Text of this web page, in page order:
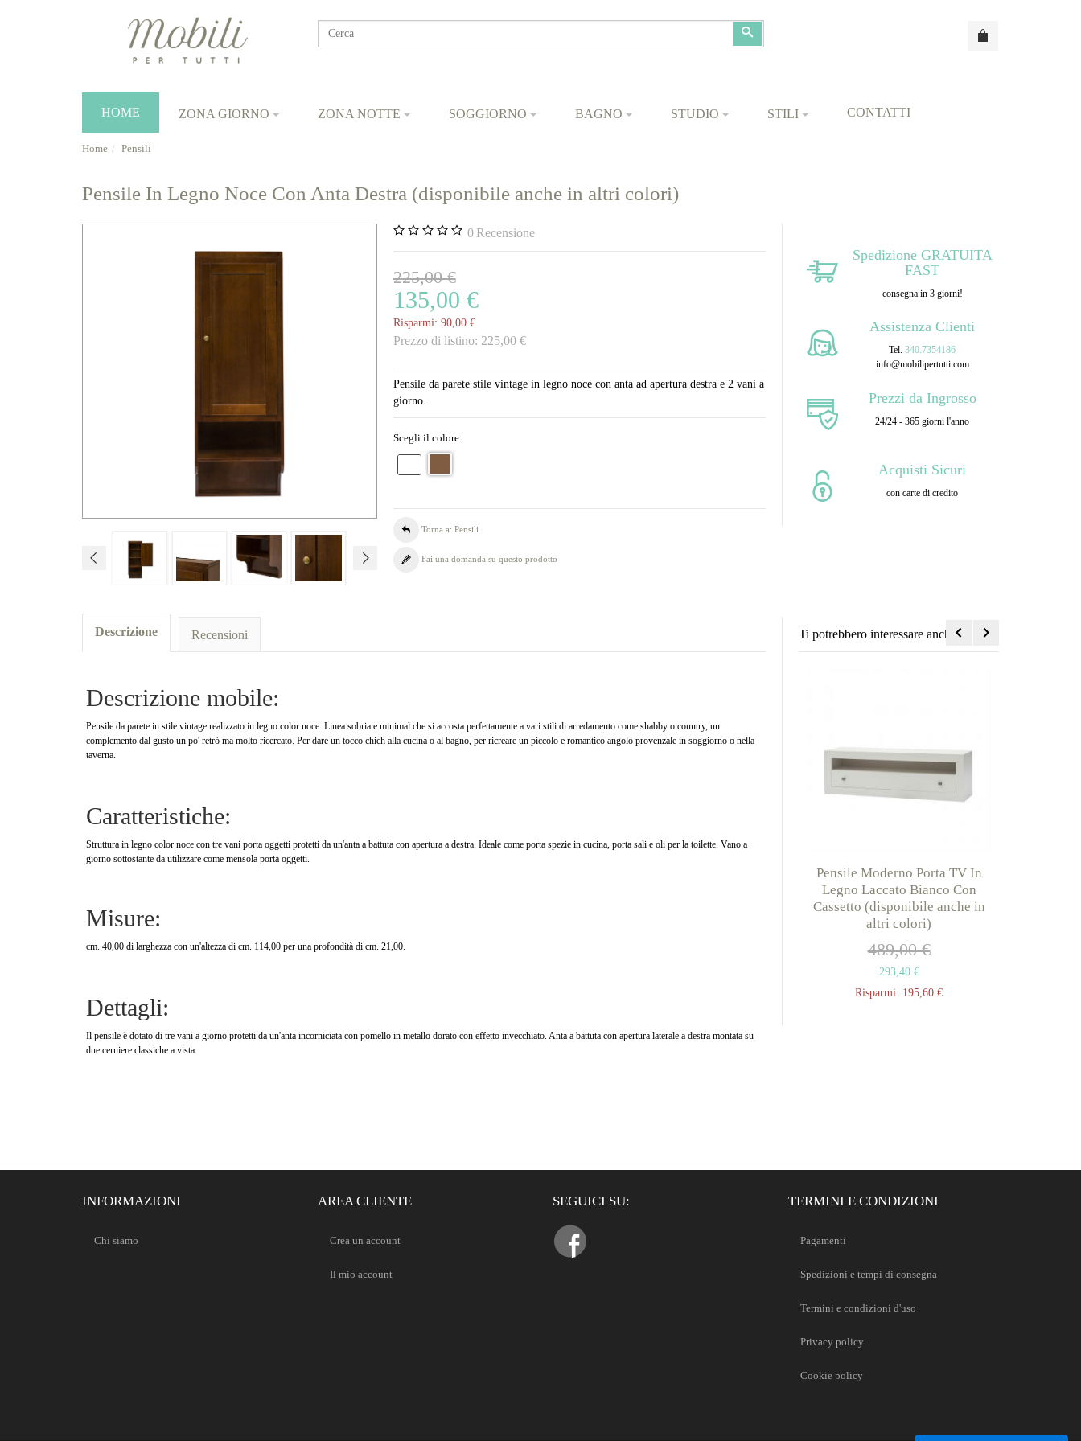
Cerca
Cerca
HOME ZONA GIORNO ZONA NOTTE SOGGIORNO BAGNO STUDIO STILI CONTATTI
Home Pensili
Pensile In Legno Noce Con Anta Destra (disponibile anche in altri colori)
0 Recensione
225,00 €
135,00 €
Risparmi: 90,00 €
Prezzo di listino: 225,00 €
Pensile da parete stile vintage in legno noce con anta ad apertura destra e 2 vani a
giorno.
Scegli il colore:
Torna a: Pensili
Fai una domanda su questo prodotto
Spedizione GRATUITA
FAST
consegna in 3 giorni!
Assistenza Clienti
Tel.340.7354186
info@mobilipertutti.com
Prezzi da Ingrosso
24/24 - 365 giorni l'anno
Acquisti Sicuri
con carte di credito
Descrizione Recensioni
Descrizione mobile:
Pensile da parete in stile vintage realizzato in legno color noce. Linea sobria e minimal che si accosta perfettamente a vari stili di arredamento come shabby o country, un
complemento dal gusto un po' retrò ma molto ricercato. Per dare un tocco chich alla cucina o al bagno, per ricreare un piccolo e romantico angolo provenzale in soggiorno o nella
taverna.
Caratteristiche:
Struttura in legno color noce con tre vani porta oggetti protetti da un'anta a battuta con apertura a destra. Ideale come porta spezie in cucina, porta sali e oli per la toilette. Vano a
giorno sottostante da utilizzare come mensola porta oggetti.
Misure:
cm. 40,00 di larghezza con un'altezza di cm. 114,00 per una profondità di cm. 21,00.
Dettagli:
Il pensile è dotato di tre vani a giorno protetti da un'anta incorniciata con pomello in metallo dorato con effetto invecchiato. Anta a battuta con apertura laterale a destra montata su
due cerniere classiche a vista.
Ti potrebbero interessare anche...
Pensile Moderno Porta TV In
Legno Laccato Bianco Con
Cassetto (disponibile anche in
altri colori)
489,00 €
293,40 €
Risparmi: 195,60 €
INFORMAZIONI
Chi siamo
AREA CLIENTE
Crea un account
Il mio account
SEGUICI SU: TERMINI E CONDIZIONI
Pagamenti
Spedizioni e tempi di consegna
Termini e condizioni d'uso
Privacy policy
Cookie policy